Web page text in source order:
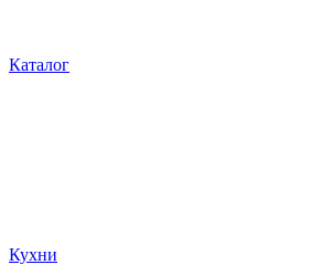
Каталог
Кухни